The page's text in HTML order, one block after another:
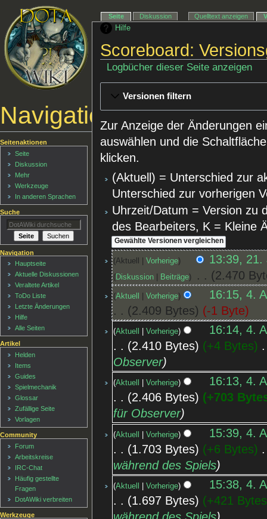
Hilfe
Scoreboard:
Logbücher dieser Seite anzeigen
Versionen filtern
Zur Anzeige der Änderungen
auswählen und die
klicken.
(Aktuell) = Unterschied zur
Unterschied zur vorherigen
Uhrzeit/Datum = Version zu
des Bearbeiters, K = Kleine
Aktuell Vorherige 13:39, 21.
Diskussion Beiträge 2.470
Aktuell Vorherige
16:15, 4.
2.409 Bytes
-1 Byte
Aktuell Vorherige
16:14, 4.
2.410 Bytes
+4 Bytes
Observer
Aktuell Vorherige
16:13, 4.
2.406 Bytes
+703
für Observer
Aktuell Vorherige
15:39, 4.
1.703 Bytes
+6 Bytes
während des Spiels
Aktuell Vorherige
15:38, 4.
1.697 Bytes
+421 Bytes
Navigationsmenü
Seite Diskussion Quelltext anzeigen
Seitenaktionen
Seite
Diskussion
Mehr
Werkzeuge
In anderen Sprachen
Suche
Navigation
Hauptseite
Aktuelle Diskussionen
Veraltete Artikel
ToDo Liste
Letzte Änderungen
Hilfe
Alle Seiten
Artikel
Helden
Items
Guides
Spielmechanik
Glossar
Zufällige Seite
Vorlagen
Community
Forum
Arbeitskreise
IRC-Chat
Häufig gestellte
Fragen
DotAWiki verbreiten
Werkzeuge